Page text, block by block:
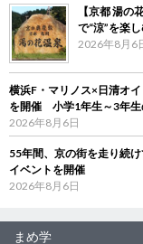
【京都 湯
で“涼”を楽
2026年8月6
横浜F・マリノス×日清オ
を開催 小学1年生～3年生
2026年8月6日
55年間、京の街を走り続
イベントを開催
2026年8月6日
まめ学